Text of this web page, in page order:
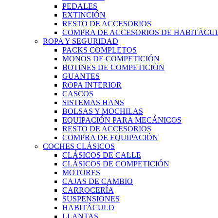
PEDALES
EXTINCIÓN
RESTO DE ACCESORIOS
COMPRA DE ACCESORIOS DE
ROPA Y SEGURIDAD
PACKS COMPLETOS
MONOS DE COMPETICIÓN
BOTINES DE COMPETICIÓN
GUANTES
ROPA INTERIOR
CASCOS
SISTEMAS HANS
BOLSAS Y MOCHILAS
EQUIPACIÓN PARA MECÁNICOS
RESTO DE ACCESORIOS
COMPRA DE EQUIPACIÓN
COCHES CLÁSICOS
CLÁSICOS DE CALLE
CLÁSICOS DE COMPETICIÓN
MOTORES
CAJAS DE CAMBIO
CARROCERÍA
SUSPENSIONES
HABITÁCULO
LLANTAS